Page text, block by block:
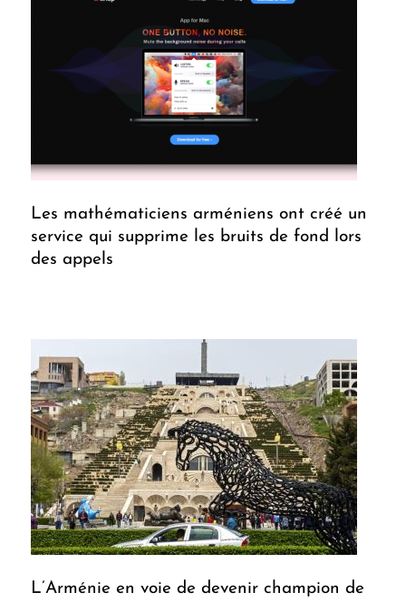
Les mathématiciens arméniens ont créé un
service qui supprime les bruits de fond lors
des appels
L’Arménie en voie de devenir champion de